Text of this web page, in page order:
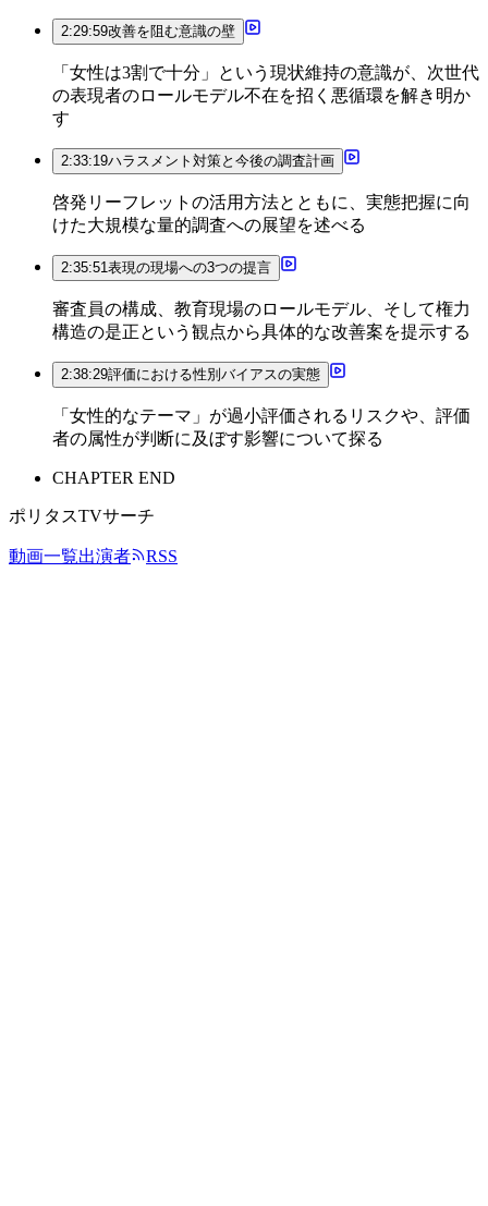
2:29:59改善を阻む意識の壁
「女性は3割で十分」という現状維持の意識が、次世代
の表現者のロールモデル不在を招く悪循環を解き明か
す
2:33:19ハラスメント対策と今後の調査計画
啓発リーフレットの活用方法とともに、実態把握に向
けた大規模な量的調査への展望を述べる
2:35:51表現の現場への3つの提言
審査員の構成、教育現場のロールモデル、そして権力
構造の是正という観点から具体的な改善案を提示する
2:38:29評価における性別バイアスの実態
「女性的なテーマ」が過小評価されるリスクや、評価
者の属性が判断に及ぼす影響について探る
CHAPTER END
ポリタスTVサーチ
動画一覧出演者 RSS